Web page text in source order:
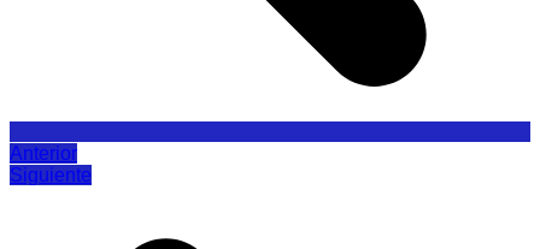
Anterior
Siguiente